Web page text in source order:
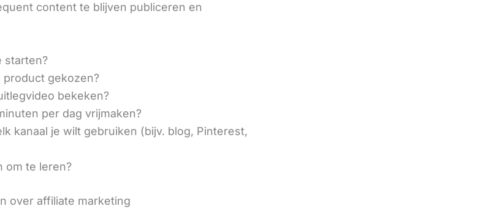
content te blijven publiceren en
starten?
product gekozen?
bekeken?
per dag vrijmaken?
kanaal je wilt gebruiken (bijv. blog, Pinterest,
om te leren?
over affiliate marketing